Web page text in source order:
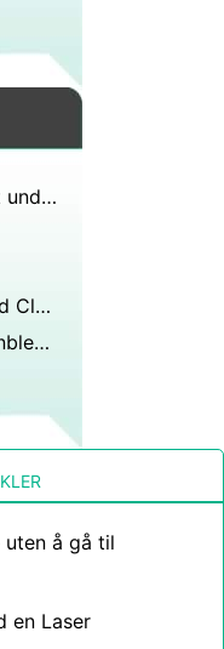
Hvorfor holdes termometeret under tungen mens man måler temperaturen?
Kan du trygt bleke tenner med Clorox?
Hvor gammel må man bli tannbleket?
uten å gå til
en Laser